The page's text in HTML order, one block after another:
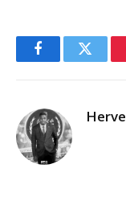
FacebookTwitter